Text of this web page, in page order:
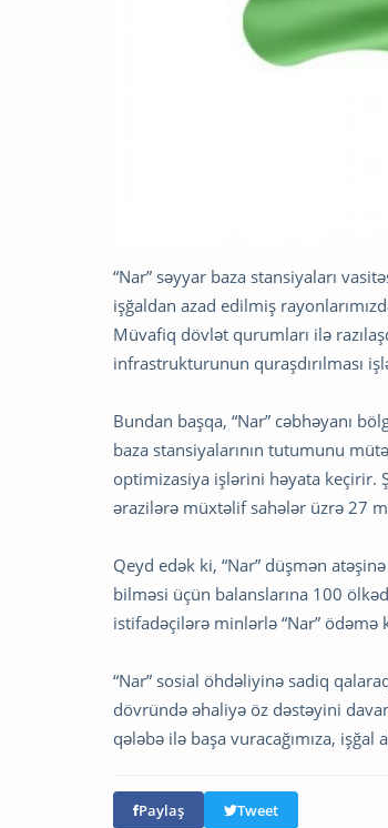
“Nar” səyyar baza stansiyaları
işğaldan azad edilmiş
Müvafiq dövlət qurumları ilə
infrastrukturunun quraşdırılması
Bundan başqa, “Nar” cəbhəyanı
baza stansiyalarının tutumunu
optimizasiya işlərini həyata keçirir.
ərazilərə müxtəlif sahələr üzrə 27
Qeyd edək ki, “Nar” düşmən
bilməsi üçün balanslarına 100
istifadəçilərə minlərlə “Nar” ödəmə
“Nar” sosial öhdəliyinə sadiq
dövründə əhaliyə öz dəstəyini
qələbə ilə başa vuracağımıza,
Paylaş Tweet